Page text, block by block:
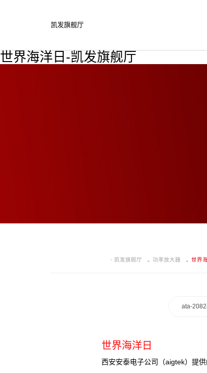
世界海洋日-凯发旗舰厅
凯发旗舰厅
凯发旗舰厅 功率放大器 世界
ata-
世界海洋日
西安安泰电子公司（aigtek）提